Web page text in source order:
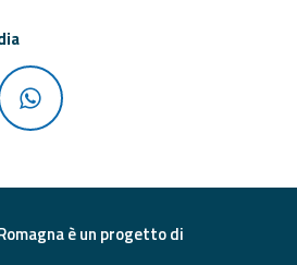
è un progetto di